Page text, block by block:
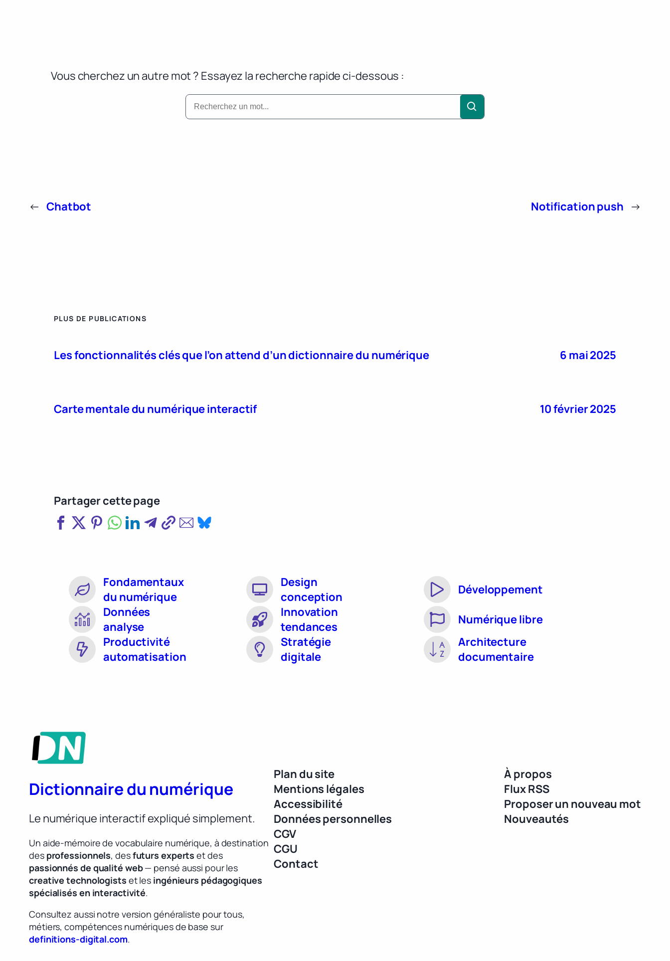
Vous cherchez un autre mot ? Essayez la recherche rapide ci-dessous :
← Chatbot Notification push →
PLUS DE PUBLICATIONS
Les fonctionnalités clés que l’on attend d’un dictionnaire du numérique 6 mai 2025
Carte mentale du numérique interactif 10 février 2025
Partager cette page
Fondamentaux
du numérique
Design
conception
Développement
Données
analyse
Innovation
tendances
Numérique libre
Productivité
automatisation
Stratégie
digitale
Architecture
documentaire
Dictionnaire du numérique
Le numérique interactif expliqué simplement.
Un aide-mémoire de vocabulaire numérique, à destination
des professionnels, desfuturs experts et des
passionnés de qualité web— pensé aussi pour les
creative technologists et les ingénieurs pédagogiques
spécialisés en interactivité.
Consultez aussi notre version généraliste pour tous,
métiers, compétences numériques de base sur
definitions-digital.com.
Plan du site
Mentions légales
Accessibilité
Données personnelles
CGV
CGU
Contact
À propos
Flux RSS
Proposer un nouveau mot
Nouveautés